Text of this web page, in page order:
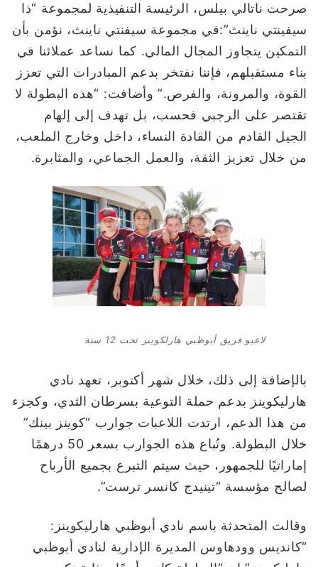
صرحت ناتالي بيلس، الرئيسة التنفيذية لمجموعة “ذا
سيفينتي ناينث”:في مجموعة سيفنتي ناينث، نؤمن بأن
التمكين يتجاوز المجال المالي. كما نساعد عملائنا في
بناء مستقبلهم، فإننا نفتخر بدعم المبادرات التي تعزز
القوة، والمرونة، والفرص.” وأضافت: “هذه البطولة لا
تقتصر على الرجبي فحسب، بل تهدف إلى إلهام
الجيل القادم من القادة النساء، داخل وخارج الملعب،
من خلال تعزيز الثقة، والعمل الجماعي، والمثابرة.
لاعبو فريق أبوظبي هارلكوينز تحت 12 سنة
بالإضافة إلى ذلك، خلال شهر أكتوبر، تعهد نادي
هارليكوينز بدعم حملة التوعية بسرطان الثدي، وكجزء
من هذا الدعم، ارتدت اللاعبات جوارب “كوينز بينك”
خلال البطولة. وتُباع هذه الجوارب بسعر 50 درهمًا
إماراتيًا للجمهور، حيث سيتم التبرع بجميع الأرباح
لصالح مؤسسة “تينيدج كانسر ترست”.
وقالت المتحدثة باسم نادي أبوظبي هارليكوينز:
“كانديس وودهاوس المديرة الإدارية لنادي أبوظبي